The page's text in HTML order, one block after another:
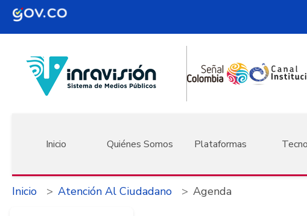
Pasar al contenido principal
Inicio Quiénes Somos Plataformas
Inicio Atención Al Ciudadano Agenda